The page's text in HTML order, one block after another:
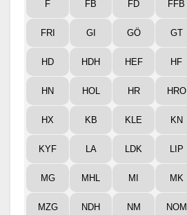
F FB FD FFB
FRI GI GÖ GT
HD HDH HEF HF
HN HOL HR HRO
HX KB KLE KN
KYF LA LDK LIP
MG MHL MI MK
MZG NDH NM NOM